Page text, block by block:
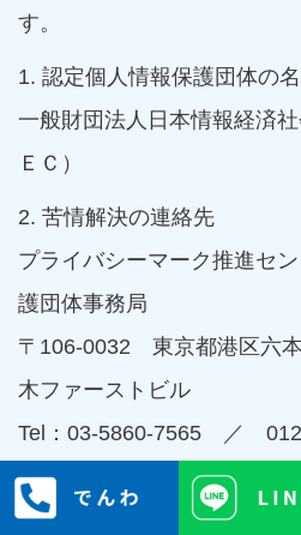
す。
1. 認定個人情報保護団体の
一般財団法人日本情報経済
ＥＣ）
2. 苦情解決の連絡先
プライバシーマーク推進セ
護団体事務局
〒106-0032 東京都港区六
木ファーストビル
Tel：03-5860-7565 ／
イヤル)
16. 個人情報の共同利用に